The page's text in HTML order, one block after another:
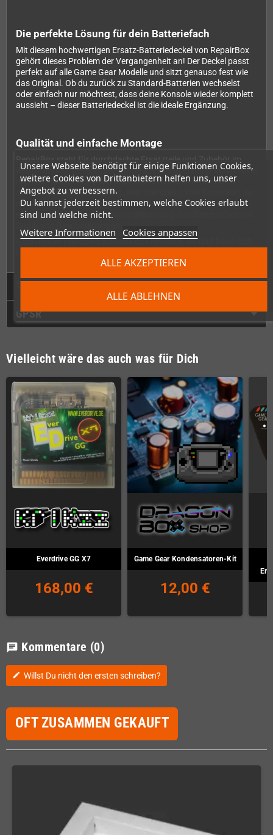
Unsere Webseite benötigt für einige Funktionen Cookies,
weitere Cookies von Drittanbietern helfen uns, unser
Angebot zu verbessern.
Du kannst jederzeit bestimmen, welche Cookies erlaubt
sind und welche nicht.
Weitere Informationen Cookies anpassen
ALLE ABLEHNEN
ALLE AKZEPTIEREN
Die perfekte Lösung für dein Batteriefach
Mit diesem hochwertigen Ersatz-Batteriedeckel von RepairBox
gehört dieses Problem der Vergangenheit an! Der Deckel passt
perfekt auf alle Game Gear Modelle und sitzt genauso fest wie
das Original. Ob du zurück zu Standard-Batterien wechselst
oder einfach nur möchtest, dass deine Konsole wieder komplett
aussieht – dieser Batteriedeckel ist die ideale Ergänzung.
Qualität und einfache Montage
Retro-Gaming-Bereich. Der Batteriedeckel überzeugt durch seine
robuste Verarbeitung und lässt sich kinderleicht montieren –
einfach aufsetzen und fertig. Kein Werkzeug, kein Fummelei. So
machst du deinen geliebten Game Gear im Handumdrehen
wieder vollständig und schützt gleichzeitig das Batteriefach vor
Gönn deiner Handheld-Konsole das fehlende Teil und freue dich
GPSR
Vielleicht wäre das auch was für Dich
Everdrive GG X7
168,00 €
Game Gear Kondensatoren-Kit
12,00 €
chat Kommentare (0)
edit Willst Du nicht den ersten schreiben?
OFT ZUSAMMEN GEKAUFT